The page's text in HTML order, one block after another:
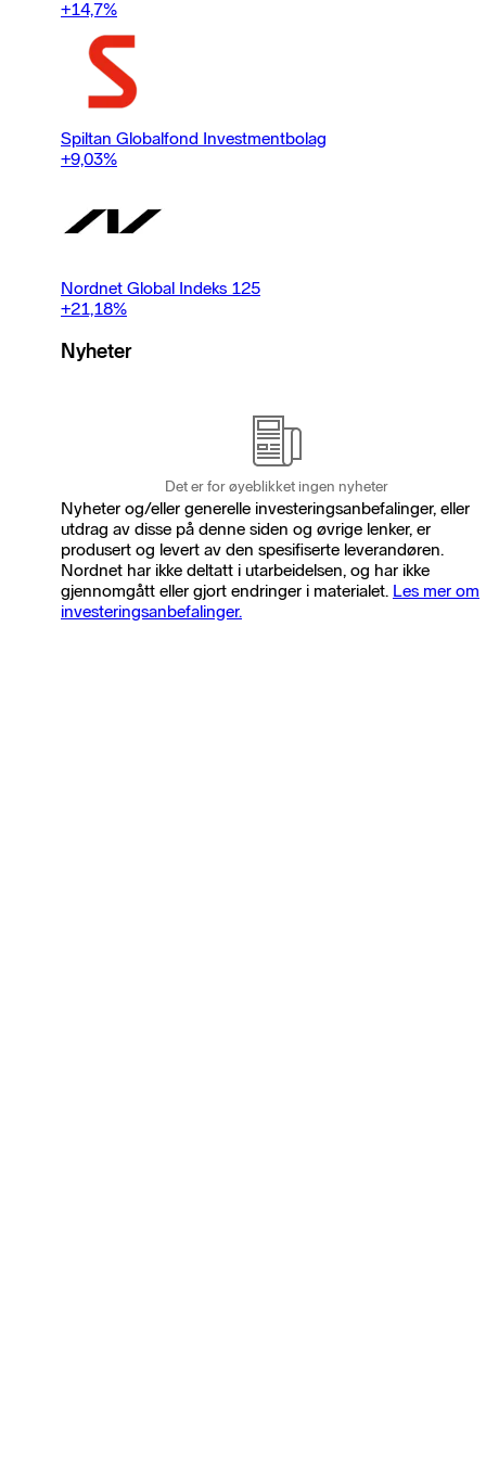
+14,7%
Spiltan Globalfond Investmentbolag
+9,03%
Nordnet Global Indeks 125
+21,18%
Nyheter
Det er for øyeblikket ingen nyheter
Nyheter og/eller generelle investeringsanbefalinger, eller
utdrag av disse på denne siden og øvrige lenker, er
produsert og levert av den spesifiserte leverandøren.
Nordnet har ikke deltatt i utarbeidelsen, og har ikke
gjennomgått eller gjort endringer i materialet. Les mer om
investeringsanbefalinger.